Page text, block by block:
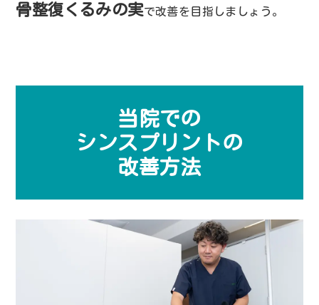
骨整復くるみの実で改善を目指しましょう。
当院での
シンスプリントの
改善方法